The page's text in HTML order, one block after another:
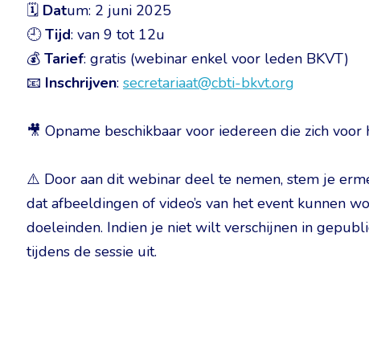
🗓 Datum: 2 juni 2025
🕘Tijd: van 9 tot 12u
💰 Tarief: gratis (webinar enkel voor leden BKVT)
📧 Inschrijven: secretariaat@cbti-bkvt.org
🎥 Opname beschikbaar voor iedereen die zich
⚠️ Door aan dit webinar deel te nemen, stem je
dat afbeeldingen of video’s van het event kunnen
doeleinden. Indien je niet wilt verschijnen in
tijdens de sessie uit.